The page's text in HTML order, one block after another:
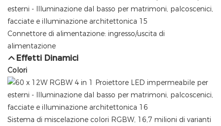
Connettore di alimentazione: ingresso/uscita di
alimentazione
Effetti Dinamici
Colori
Sistema di miscelazione colori RGBW, 16,7 milioni di varianti